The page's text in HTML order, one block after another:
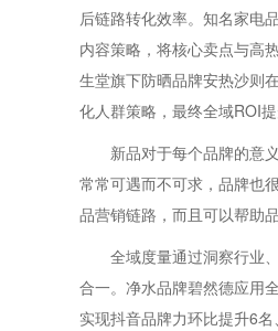
后链路转化效率。知名家电
内容策略，将核心卖点与高
生堂旗下防晒品牌安热沙则
化人群策略，最终全域ROI提
新品对于每个品牌的意
常常可遇而不可求，品牌也
品营销链路，而且可以帮助
全域度量通过洞察行业
合一。净水品牌碧然德应用
实现抖音品牌力环比提升6